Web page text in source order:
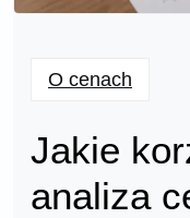
O cenach
Jakie
analiza